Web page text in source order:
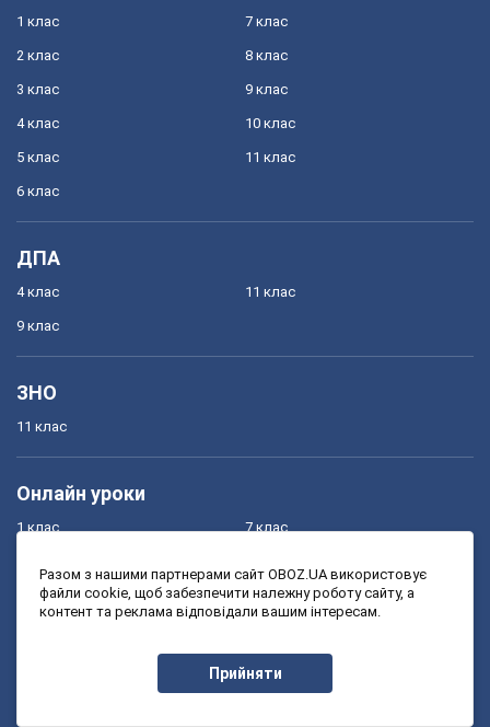
1 клас
2 клас
3 клас
4 клас
5 клас
6 клас
7 клас
8 клас
9 клас
10 клас
11 клас
ДПА
4 клас
9 клас
11 клас
ЗНО
11 клас
Онлайн уроки
1 клас
3 клас
7 клас
9 клас
Разом з нашими партнерами сайт OBOZ.UA використовує
файли cookie, щоб забезпечити належну роботу сайту, а
контент та реклама відповідали вашим інтересам.
Прийняти